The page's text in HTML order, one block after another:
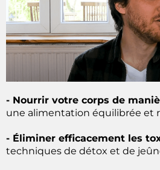
- Nourrir votre corps de
une alimentation équilibrée et
- Éliminer efficacement les
techniques de détox et de